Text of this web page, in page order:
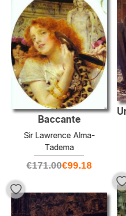
Baccante
Sir Lawrence Alma-
Tadema
€171.00€99.18